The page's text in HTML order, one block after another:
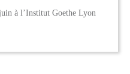
à l’Institut Goethe Lyon